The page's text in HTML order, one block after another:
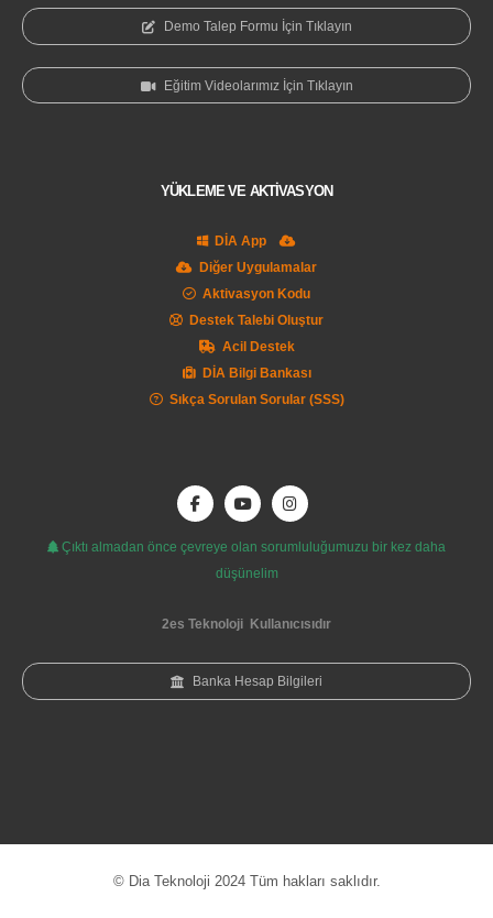
Demo Talep Formu İçin Tıklayın
Eğitim Videolarımız İçin Tıklayın
YÜKLEME VE AKTİVASYON
DİA App
Diğer Uygulamalar
Aktivasyon Kodu
Destek Talebi Oluştur
Acil Destek
DİA Bilgi Bankası
Sıkça Sorulan Sorular (SSS)
Çıktı almadan önce çevreye olan sorumluluğumuzu bir kez daha
düşünelim
2es Teknoloji Kullanıcısıdır
Banka Hesap Bilgileri
© Dia Teknoloji 2024 Tüm hakları saklıdır.